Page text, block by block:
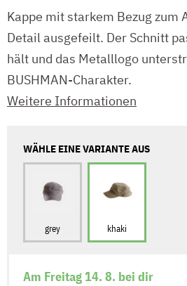
Kappe mit starkem Bezug zum
Detail ausgefeilt. Der Schnitt
hält und das Metalllogo
BUSHMAN-Charakter.
Weitere Informationen
WÄHLE EINE VARIANTE AUS
grey khaki
Am Freitag 14. 8. bei dir